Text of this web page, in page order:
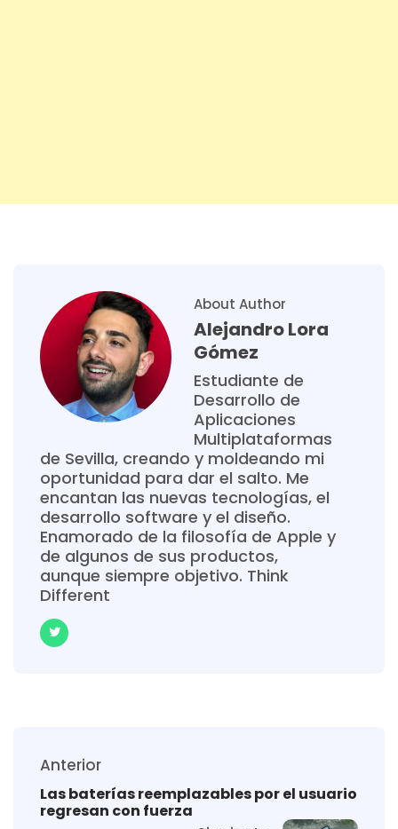
About Author
Alejandro Lora
Gómez
Estudiante de
Desarrollo de
Aplicaciones
Multiplataformas
de Sevilla, creando y moldeando mi
oportunidad para dar el salto. Me
encantan las nuevas tecnologías, el
desarrollo software y el diseño.
Enamorado de la filosofía de Apple y
de algunos de sus productos,
aunque siempre objetivo. Think
Different
Anterior
Las baterías reemplazables por el usuario
regresan con fuerza